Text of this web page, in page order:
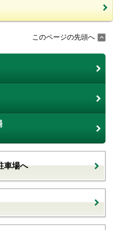
このページの先頭へ
車場へ